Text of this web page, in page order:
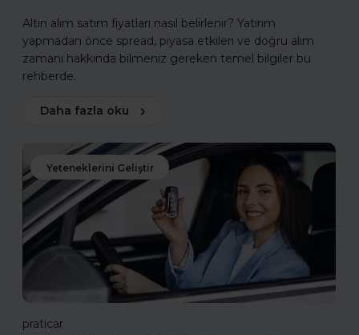
Altın alım satım fiyatları nasıl belirlenir? Yatırım
yapmadan önce spread, piyasa etkileri ve doğru alım
zamanı hakkında bilmeniz gereken temel bilgiler bu
rehberde.
Daha fazla oku
Yeteneklerini Geliştir
praticar